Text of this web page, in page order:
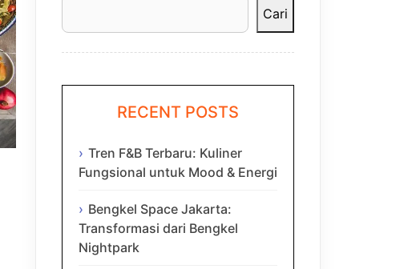
Cari
RECENT POSTS
Tren F&B Terbaru: Kuliner
Fungsional untuk Mood & Energi
Bengkel Space Jakarta:
Transformasi dari Bengkel
Nightpark